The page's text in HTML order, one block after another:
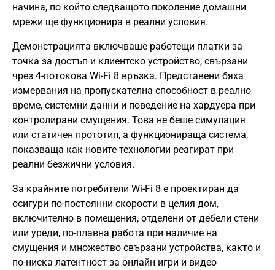
начина, по който следващото поколение домашни
мрежи ще функционира в реални условия.
Демонстрацията включваше работещи платки за
точка за достъп и клиентско устройство, свързани
чрез 4-потокова Wi-Fi 8 връзка. Представени бяха
измервания на пропускателна способност в реално
време, системни данни и поведение на хардуера при
контролирани смущения. Това не беше симулация
или статичен прототип, а функционираща система,
показваща как новите технологии реагират при
реални безжични условия.
За крайните потребители Wi-Fi 8 е проектиран да
осигури по-постоянни скорости в целия дом,
включително в помещения, отделени от дебели стени
или уреди, по-плавна работа при наличие на
смущения и множество свързани устройства, както и
по-ниска латентност за онлайн игри и видео